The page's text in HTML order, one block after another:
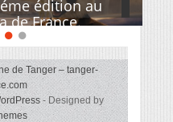
édition au
de France.
de Tanger – tanger-
- Designed by